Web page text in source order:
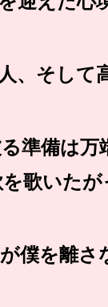
、そし
準備は万
歌いた
僕を離さ